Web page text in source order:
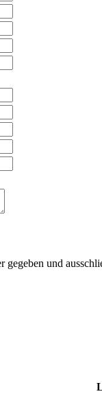
gegeben und